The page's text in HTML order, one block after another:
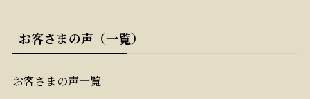
お客さまの声（一覧）
お客さまの声一覧